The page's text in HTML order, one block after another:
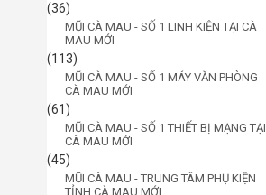
(36)
MŨI CÀ MAU - SỐ 1 LINH KIỆN TẠI CÀ
MAU MỚI
(113)
MŨI CÀ MAU - SỐ 1 MÁY VĂN PHÒNG
CÀ MAU MỚI
(61)
MŨI CÀ MAU - SỐ 1 THIẾT BỊ MẠNG TẠI
CÀ MAU MỚI
(45)
MŨI CÀ MAU - TRUNG TÂM PHỤ KIỆN
TỈNH CÀ MAU MỚI